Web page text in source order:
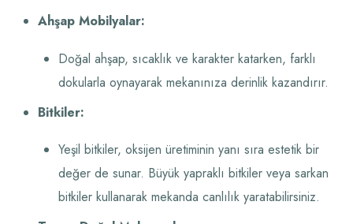
Ahşap Mobilyalar:
Doğal ahşap, sıcaklık ve karakter katarken, farklı
dokularla oynayarak mekanınıza derinlik kazandırır.
Bitkiler:
Yeşil bitkiler, oksijen üretiminin yanı sıra estetik bir
değer de sunar. Büyük yapraklı bitkiler veya sarkan
bitkiler kullanarak mekanda canlılık yaratabilirsiniz.